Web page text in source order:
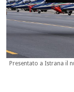
Presentato a Istrana il